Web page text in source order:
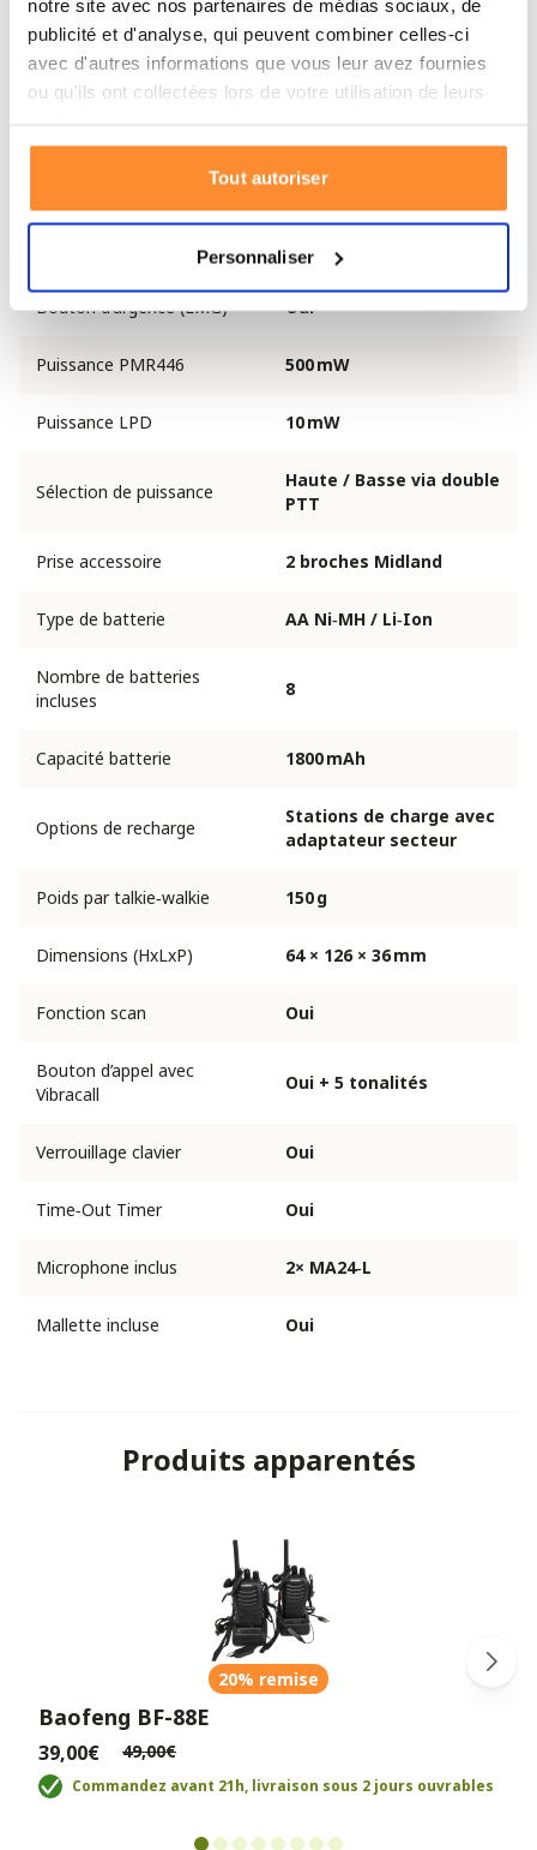
notre site avec nos partenaires de médias sociaux, de
publicité et d'analyse, qui peuvent combiner celles-ci
avec d'autres informations que vous leur avez fournies
ou qu'ils ont collectées lors de votre utilisation de leurs
Tout autoriser
Personnaliser
Résistant aux
éclaboussures
Oui
Oui
Oui
Bouton d’urgence (EMG) Oui
Puissance PMR446 500 mW
Puissance LPD 10 mW
Sélection de puissance
Haute / Basse via double
PTT
Prise accessoire 2 broches Midland
Type de batterie AA Ni‑MH / Li‑Ion
Nombre de batteries
incluses
8
Capacité batterie 1800 mAh
Options de recharge
Stations de charge avec
adaptateur secteur
Poids par talkie‑walkie 150 g
Dimensions (HxLxP) 64 × 126 × 36 mm
Fonction scan Oui
Bouton d’appel avec
Vibracall
Oui + 5 tonalités
Verrouillage clavier Oui
Time‑Out Timer Oui
Microphone inclus 2× MA24‑L
Mallette incluse Oui
Produits apparentés
20% remise
Baofeng BF-88E
39,00€ 49,00€
Commandez avant 21h, livraison sous 2 jours ouvrables